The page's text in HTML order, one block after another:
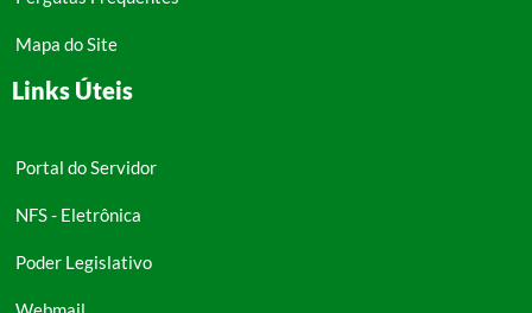
Mapa do Site
Links Úteis
Portal do Servidor
NFS - Eletrônica
Poder Legislativo